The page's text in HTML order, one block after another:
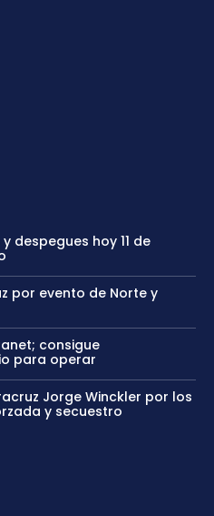
despegues hoy 11 de
por evento de Norte y
consigue
para operar
Jorge Winckler por los
y secuestro